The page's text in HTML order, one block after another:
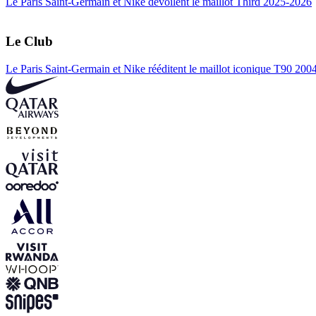
Le Club
Le Paris Saint-Germain et Nike rééditent le maillot iconique T90